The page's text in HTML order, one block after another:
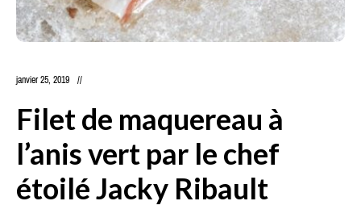
janvier 25, 2019
Filet de maquereau à
l’anis vert par le chef
étoilé Jacky Ribault